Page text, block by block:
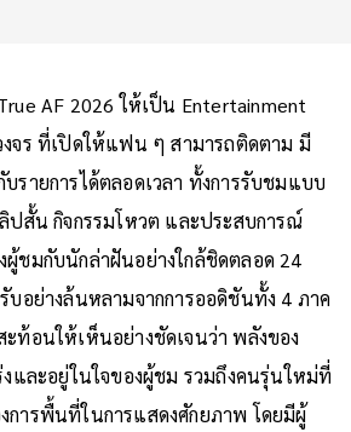
AF 2026 ให้เป็น Entertainment
จร ที่เปิดให้แฟน ๆ สามารถติดตาม มี
รายการได้ตลอดเวลา ทั้งการรับชมแบบ
ปสั้น กิจกรรมโหวต และประสบการณ์
ผู้ชมกับนักล่าฝันอย่างใกล้ชิดตลอด 24
บอย่างล้นหลามจากการออดิชันทั้ง 4 ภาค
ท้อนให้เห็นอย่างชัดเจนว่า พลังของ
งและอยู่ในใจของผู้ชม รวมถึงคนรุ่นใหม่ที่
การพื้นที่ในการแสดงศักยภาพ โดยมีผู้